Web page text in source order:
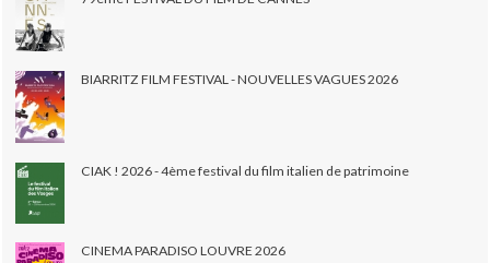
BIARRITZ FILM FESTIVAL - NOUVELLES VAGUES 2026
CIAK ! 2026 - 4ème festival du film italien de patrimoine
CINEMA PARADISO LOUVRE 2026